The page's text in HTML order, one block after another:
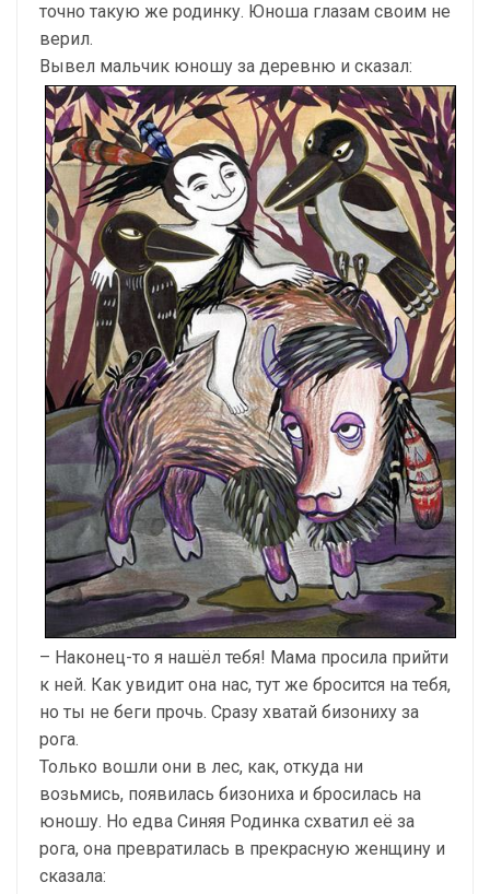
точно такую же родинку. Юноша глазам своим не
верил.
Вывел мальчик юношу за деревню и сказал:
– Наконец-то я нашёл тебя! Мама просила прийти
к ней. Как увидит она нас, тут же бросится на тебя,
но ты не беги прочь. Сразу хватай бизониху за
рога.
Только вошли они в лес, как, откуда ни
возьмись, появилась бизониха и бросилась на
юношу. Но едва Синяя Родинка схватил её за
рога, она превратилась в прекрасную женщину и
сказала: